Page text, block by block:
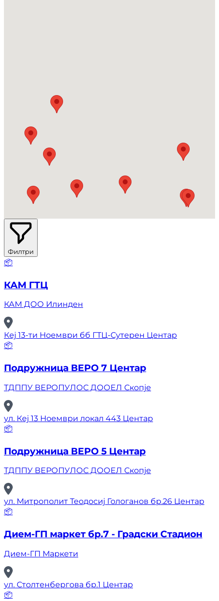
Филтри
📦
КАМ ГТЦ
КАМ ДОО Илинден
Кеј 13-ти Ноември бб ГТЦ-Сутерен Центар
📦
Подружница ВЕРО 7 Центар
ТДППУ ВЕРОПУЛОС ДООЕЛ Скопје
ул. Кеј 13 Ноември локал 443 Центар
📦
Подружница ВЕРО 5 Центар
ТДППУ ВЕРОПУЛОС ДООЕЛ Скопје
ул. Митрополит Теодосиј Гологанов бр.26 Центар
📦
Дием-ГП маркет бр.7 - Градски Стадион
Дием-ГП Маркети
ул. Столтенбергова бр.1 Центар
📦